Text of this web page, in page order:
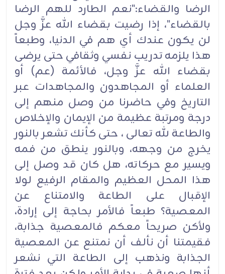
الرضا والقضاء:"نعم الطارد للهم الرضا
بالقضاء"، إذا رضيت بقضاء الله عزَّ وجل
لن يكون عندك أي هم في الدنيا، وطبعاً
هذا يلزمه تدريب نفسي وثقافي حتى يرضى
بقضاء الله عزَّ وجل، فالأئمة (عم) أو
العلماء أو المجاهدون والمجاهدات عبر
التاريخ وفي حاضرنا من وصل منهم إلى
درجة ومرتبة عظيمة من الإيمان والإخلاص
والطاعة لله تعالى ، حتى كأنك تشعر بالنور
يخرج من وجهه، وبالنور ينطق من فمه
ويسير مع حركاته، هل كان قد وصل إلى
هذا المحل العظيم والمقام الرفيع لولا
الإقبال على الطاعة والامتناع عن
المعصية؟ طبعاً فالأمر بحاجة إلى إرادة،
ولأكن صريحاً معكم فالمعصية جذابة،
فقيمتنا أن نألف أن نمتنع عن المعصية
الجذابة ونذهب إلى الطاعة التي نشعر